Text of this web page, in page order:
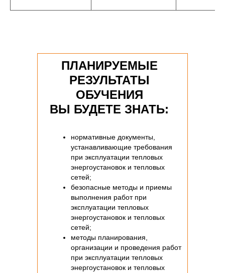
нормативные документы,
устанавливающие требования
при эксплуатации тепловых
энергоустановок и тепловых
сетей;
безопасные методы и приемы
выполнения работ при
эксплуатации тепловых
энергоустановок и тепловых
сетей;
методы планирования,
организации и проведения работ
при эксплуатации тепловых
энергоустановок и тепловых
ПЛАНИРУЕМЫЕ
РЕЗУЛЬТАТЫ
ОБУЧЕНИЯ
ВЫ БУДЕТЕ ЗНАТЬ: